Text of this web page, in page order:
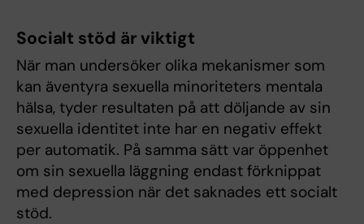
Socialt stöd är viktigt
När man undersöker olika mekanismer som
kan äventyra sexuella minoriteters mentala
hälsa, tyder resultaten på att döljande av sin
sexuella identitet inte har en negativ effekt
per automatik. På samma sätt var öppenhet
om sin sexuella läggning endast förknippat
med depression när det saknades ett socialt
stöd.